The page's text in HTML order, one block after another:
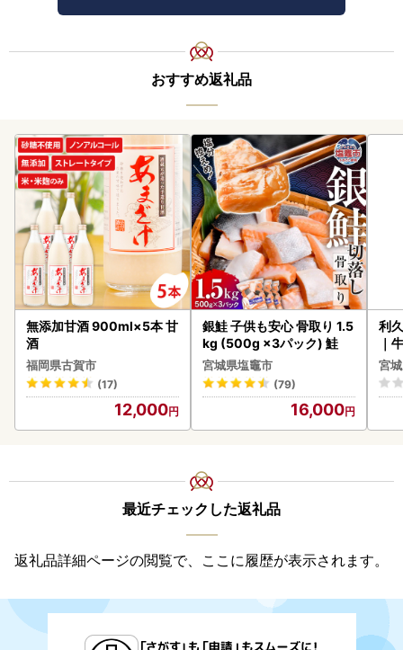
おすすめ返礼品
無添加甘酒 900ml×5本 甘
酒
福岡県古賀市
(17)
12,000
銀鮭 子供も安心 骨取り 1.5
kg (500g ×3パック) 鮭
宮城県塩竈市
(79)
16,000
利
｜
宮
最近チェックした返礼品
返礼品詳細ページの閲覧で、ここに履歴が表示されます。